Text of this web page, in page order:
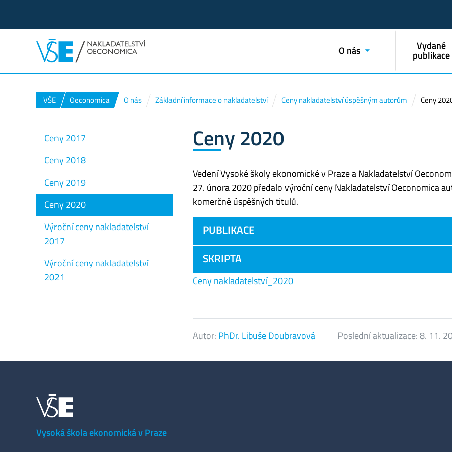
O nás Vydané
publikace
VŠE Oeconomica O nás Základní informace o nakladatelství Ceny nakladatelství úspěšným autorům Ceny
Ceny 2020
Vedení Vysoké školy ekonomické v Praze a Nakladatelství
27. února 2020 předalo výroční ceny Nakladatelství Oeconomica
komerčně úspěšných titulů.
PUBLIKACE
SKRIPTA
Ceny nakladatelství_2020
Autor: PhDr. Libuše Doubravová Poslední aktualizace:8. 11.
Ceny 2017
Ceny 2018
Ceny 2019
Ceny 2020
Výroční ceny nakladatelství
2017
Výroční ceny nakladatelství
2021
Vysoká škola ekonomická v Praze